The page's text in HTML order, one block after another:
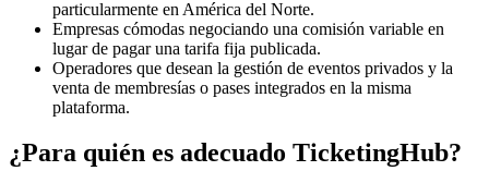
particularmente en América del Norte.
Empresas cómodas negociando una comisión variable en
lugar de pagar una tarifa fija publicada.
Operadores que desean la gestión de eventos privados y la
venta de membresías o pases integrados en la misma
plataforma.
¿Para quién es adecuado TicketingHub?